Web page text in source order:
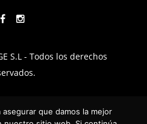
S.L - Todos los derechos
Y CONDICIONESque damos la mejor